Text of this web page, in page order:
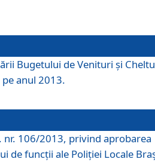
Bugetului de Venituri şi
anul 2013.
nr. 106/2013, privind aprobarea
de funcţii ale Poliţiei Locale